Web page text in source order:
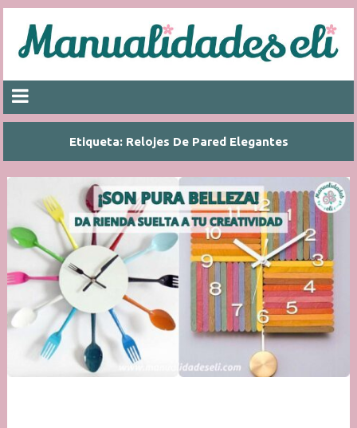
Etiqueta: Relojes De Pared Elegantes